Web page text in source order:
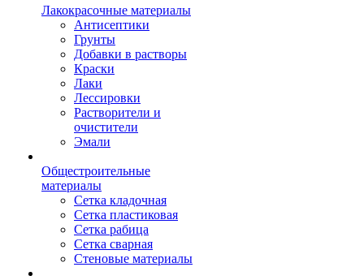
Лакокрасочные материалы
Антисептики
Грунты
Добавки в растворы
Краски
Лаки
Лессировки
Растворители и
очистители
Эмали
Общестроительные
материалы
Сетка кладочная
Сетка пластиковая
Сетка рабица
Сетка сварная
Стеновые материалы